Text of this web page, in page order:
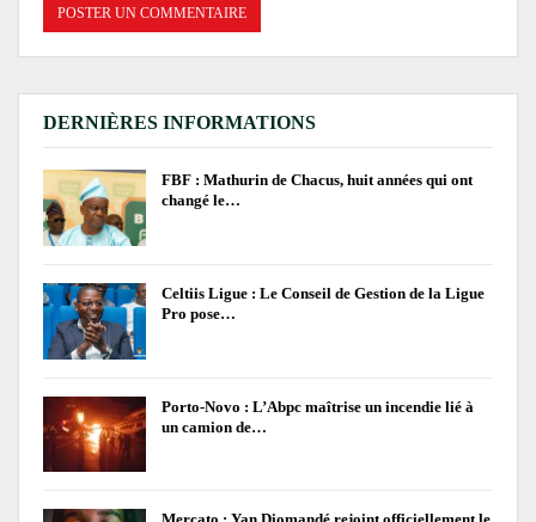
DERNIÈRES INFORMATIONS
FBF : Mathurin de Chacus, huit années qui ont
changé le…
Celtiis Ligue : Le Conseil de Gestion de la Ligue
Pro pose…
Porto-Novo : L’Abpc maîtrise un incendie lié à
un camion de…